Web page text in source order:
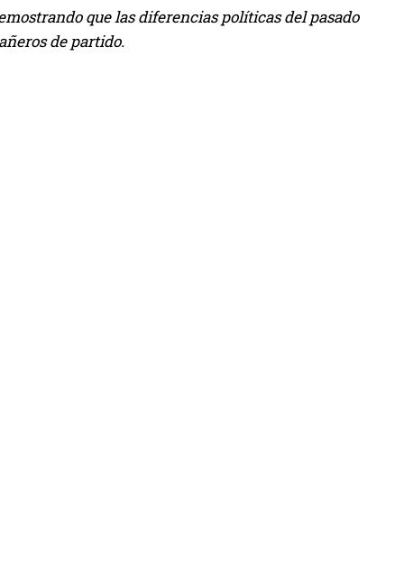
que las diferencias políticas del pasado
de partido.